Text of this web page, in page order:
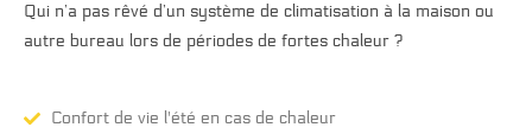
Qui n’a pas rêvé d’un système de climatisation à la maison ou
autre bureau lors de périodes de fortes chaleur ?
Confort de vie l'été en cas de chaleur